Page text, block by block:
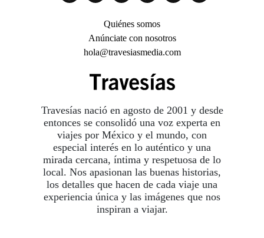
Travesías nació en agosto de 2001 y desde
entonces se consolidó una voz experta en
viajes por México y el mundo, con
especial interés en lo auténtico y una
mirada cercana, íntima y respetuosa de lo
local. Nos apasionan las buenas historias,
los detalles que hacen de cada viaje una
experiencia única y las imágenes que nos
inspiran a viajar.
Quiénes somos
Anúnciate con nosotros
hola@travesiasmedia.com